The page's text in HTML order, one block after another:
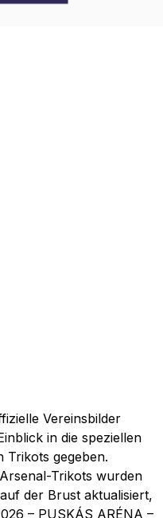
Vereinsbilder
in die speziellen
Trikots gegeben.
Trikots wurden
der Brust aktualisiert,
– PUSKÁS ARÉNA –